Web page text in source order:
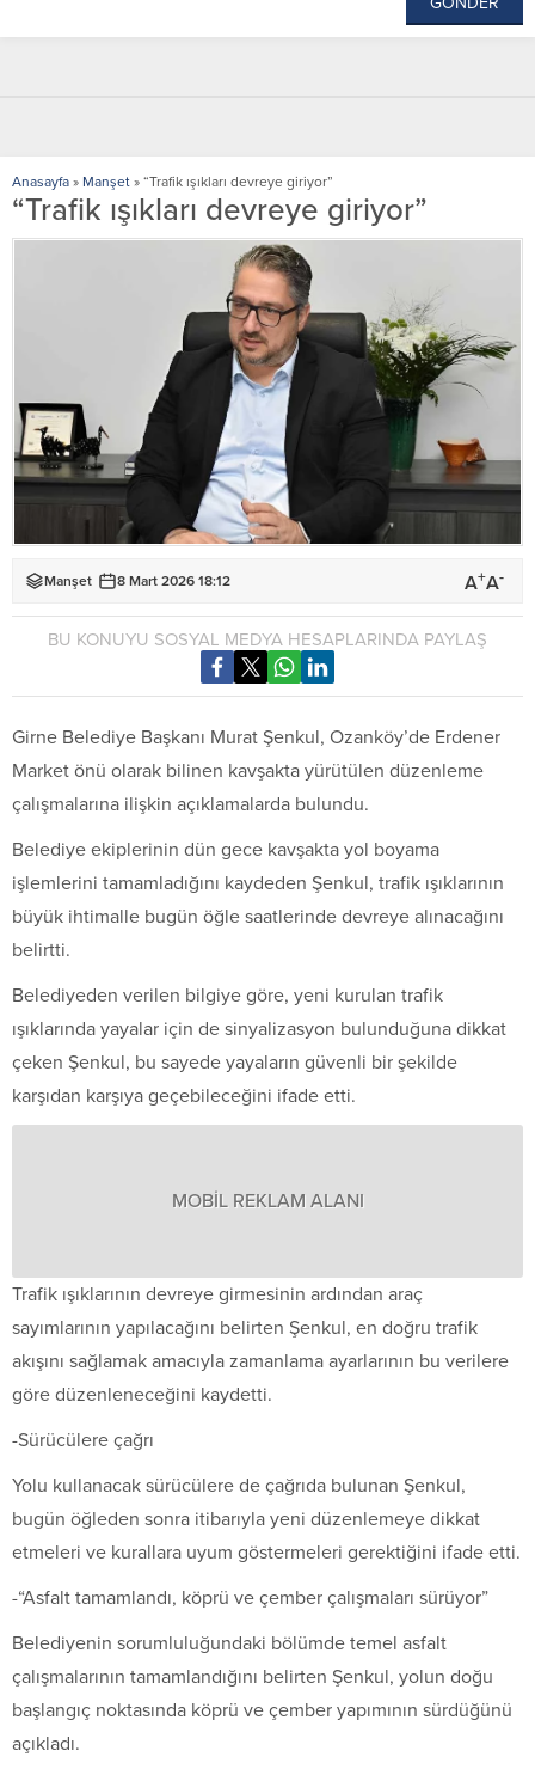
Anasayfa » Manşet » “Trafik ışıkları devreye giriyor”
“Trafik ışıkları devreye giriyor”
Manşet 8 Mart 2026 18:12 A+A-
BU KONUYU SOSYAL MEDYA HESAPLARINDA PAYLAŞ
Girne Belediye Başkanı Murat Şenkul, Ozanköy’de Erdener
Market önü olarak bilinen kavşakta yürütülen düzenleme
çalışmalarına ilişkin açıklamalarda bulundu.
Belediye ekiplerinin dün gece kavşakta yol boyama
işlemlerini tamamladığını kaydeden Şenkul, trafik ışıklarının
büyük ihtimalle bugün öğle saatlerinde devreye alınacağını
belirtti.
Belediyeden verilen bilgiye göre, yeni kurulan trafik
ışıklarında yayalar için de sinyalizasyon bulunduğuna dikkat
çeken Şenkul, bu sayede yayaların güvenli bir şekilde
karşıdan karşıya geçebileceğini ifade etti.
MOBİL REKLAM ALANI
Trafik ışıklarının devreye girmesinin ardından araç
sayımlarının yapılacağını belirten Şenkul, en doğru trafik
akışını sağlamak amacıyla zamanlama ayarlarının bu verilere
göre düzenleneceğini kaydetti.
-Sürücülere çağrı
Yolu kullanacak sürücülere de çağrıda bulunan Şenkul,
bugün öğleden sonra itibarıyla yeni düzenlemeye dikkat
etmeleri ve kurallara uyum göstermeleri gerektiğini ifade etti.
-“Asfalt tamamlandı, köprü ve çember çalışmaları sürüyor”
Belediyenin sorumluluğundaki bölümde temel asfalt
çalışmalarının tamamlandığını belirten Şenkul, yolun doğu
başlangıç noktasında köprü ve çember yapımının sürdüğünü
açıkladı.